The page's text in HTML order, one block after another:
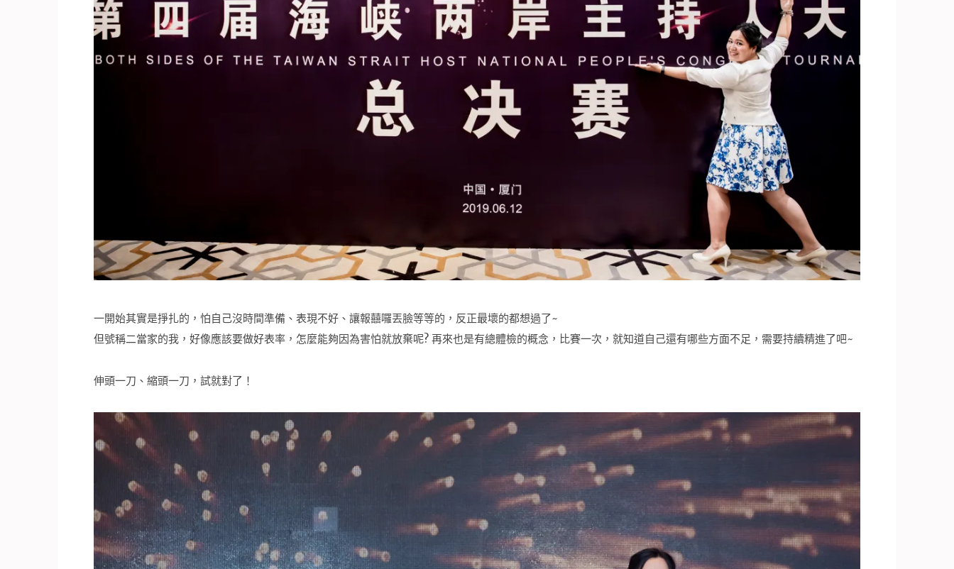
一開始其實是掙扎的，怕自己沒時間準備、表現不好、讓報囍囉丟臉等等的，反正最壞的都想過了~
但號稱二當家的我，好像應該要做好表率，怎麼能夠因為害怕就放棄呢? 再來也是有總體檢的概念，比賽一次，就知道自己還有哪些方面不足，需要持續精進了吧~
伸頭一刀、縮頭一刀，試就對了！